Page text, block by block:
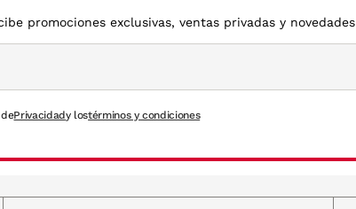
promociones exclusivas, ventas privadas y novedades
Privacidady lostérminos y condiciones